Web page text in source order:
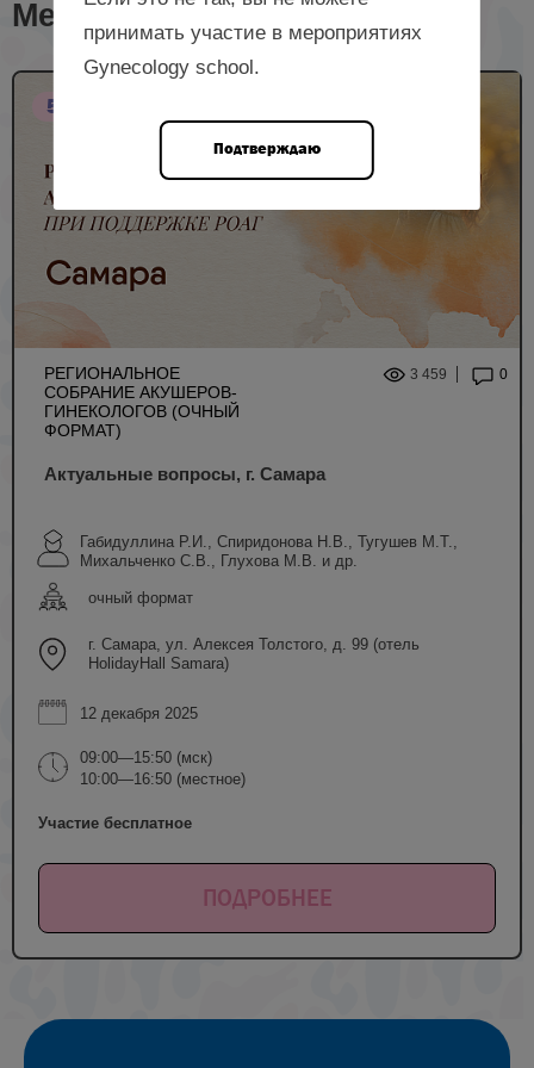
Мероприятия с лектором
5 НМО
РЕГИОНАЛЬНОЕ
СОБРАНИЕ АКУШЕРОВ-
ГИНЕКОЛОГОВ (ОЧНЫЙ
ФОРМАТ)
3 459 0
Актуальные вопросы, г. Самара
Габидуллина Р.И., Спиридонова Н.В., Тугушев М.Т.,
Михальченко С.В., Глухова М.В. и др.
очный формат
г. Самара, ул. Алексея Толстого, д. 99 (отель
HolidayHall Samara)
12 декабря 2025
09:00—15:50 (мск)
10:00—16:50 (местное)
Участие бесплатное
ПОДРОБНЕЕ
принимать участие в мероприятиях
Gynecology school.
Подтверждаю